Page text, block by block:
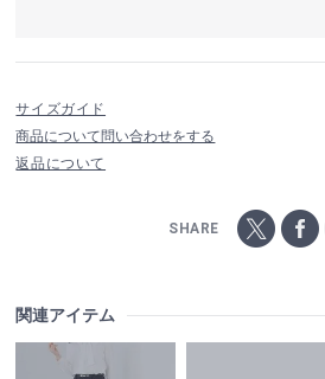
サイズガイド
商品について問い合わせをする
返品について
SHARE
関連アイテム